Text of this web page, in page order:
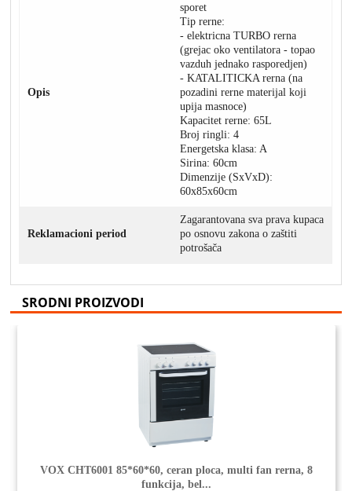
Opis
sporet
Tip rerne:
- elektricna TURBO rerna
(grejac oko ventilatora - topao
vazduh jednako rasporedjen)
- KATALITICKA rerna (na
pozadini rerne materijal koji
upija masnoce)
Kapacitet rerne: 65L
Broj ringli: 4
Energetska klasa: A
Sirina: 60cm
Dimenzije (SxVxD):
60x85x60cm
Reklamacioni period
Zagarantovana sva prava kupaca
po osnovu zakona o zaštiti
potrošača
SRODNI PROIZVODI
VOX CHT6001 85*60*60, ceran ploca, multi fan rerna, 8
funkcija, bel...